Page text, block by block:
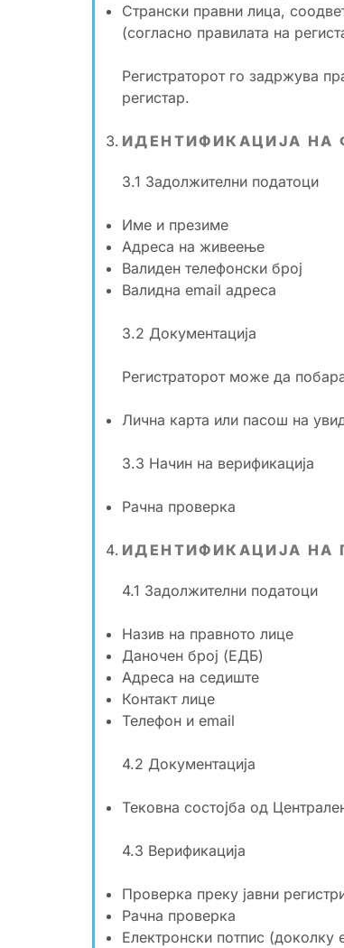
Странски правни лица,
(согласно правилата на
Регистраторот го задржува
регистар.
ИДЕНТИФИКАЦИЈА НА
3.1 Задолжителни податоци
Име и презиме
Адреса на живеење
Валиден телефонски број
Валидна email адреса
3.2 Документација
Регистраторот може да
Лична карта или пасош на
3.3 Начин на верификација
Рачна проверка
ИДЕНТИФИКАЦИЈА НА
4.1 Задолжителни податоци
Назив на правното лице
Даночен број (ЕДБ)
Адреса на седиште
Контакт лице
Телефон и email
4.2 Документација
Тековна состојба од
4.3 Верификација
Проверка преку јавни
Рачна проверка
Електронски потпис (доколку